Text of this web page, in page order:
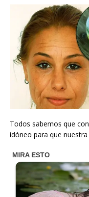
Todos sabemos que
idóneo para que